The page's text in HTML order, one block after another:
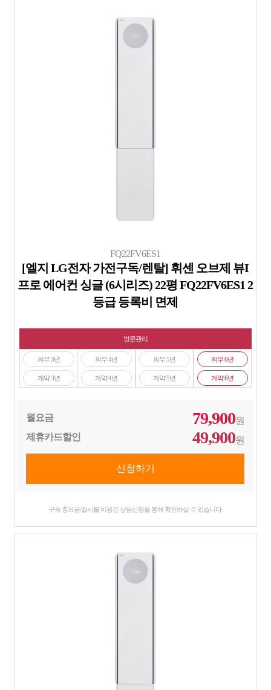
FQ22FV6ES1
[엘지 LG전자 가전구독/렌탈] 휘센 오브제 뷰I
프로 에어컨 싱글 (6시리즈) 22평 FQ22FV6ES1 2
등급 등록비 면제
방문관리
의무 3년
계약 3년
의무 4년
계약 4년
의무 5년
계약 5년
의무 6년
계약 6년
월요금 79,900원
제휴카드할인
49,900원
구독 총요금/일시불 비용은 상담신청을 통해 확인하실 수 있습니다.